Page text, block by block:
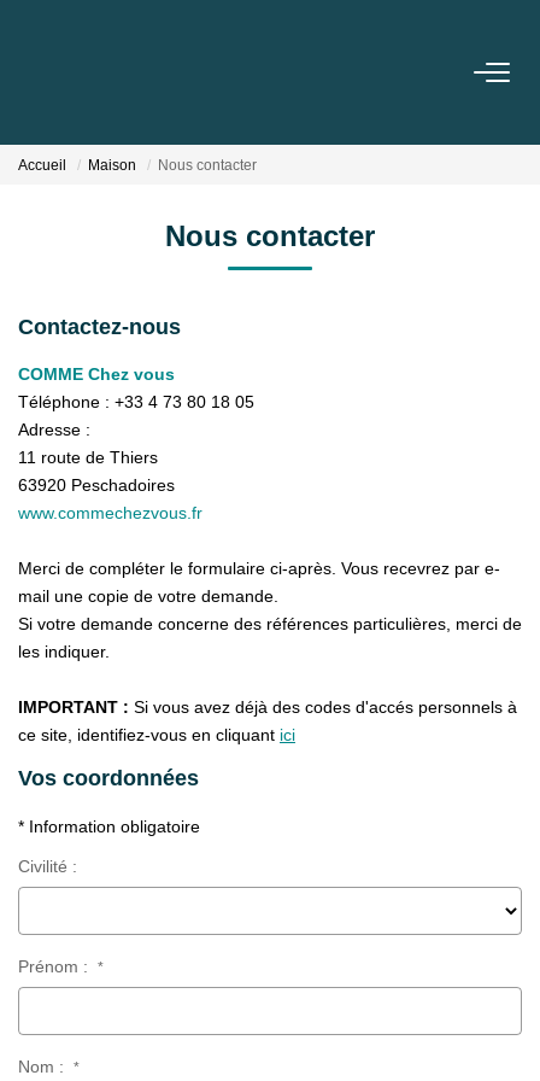
ESTIMATION
L'AGENCE
Accueil Maison Nous contacter
Nous contacter
Contactez-nous
COMME Chez vous
Téléphone : +33 4 73 80 18 05
Adresse :
11 route de Thiers
63920 Peschadoires
www.commechezvous.fr
Merci de compléter le formulaire ci-après. Vous recevrez par e-
mail une copie de votre demande.
Si votre demande concerne des références particulières, merci de
les indiquer.
IMPORTANT : Si vous avez déjà des codes d'accés personnels à
ce site, identifiez-vous en cliquant ici
Vos coordonnées
* Information obligatoire
Civilité :
Prénom : *
Nom : *